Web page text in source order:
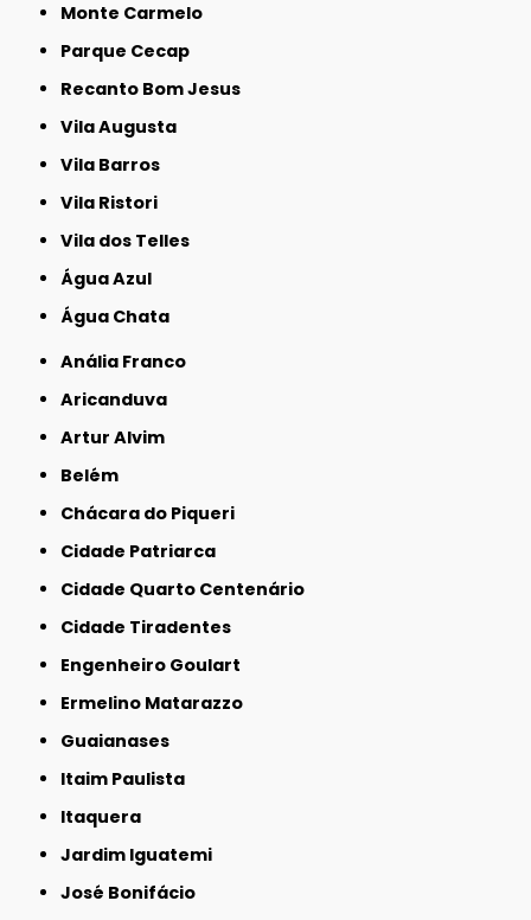
Monte Carmelo
Parque Cecap
Recanto Bom Jesus
Vila Augusta
Vila Barros
Vila Ristori
Vila dos Telles
Água Azul
Água Chata
Anália Franco
Aricanduva
Artur Alvim
Belém
Chácara do Piqueri
Cidade Patriarca
Cidade Quarto Centenário
Cidade Tiradentes
Engenheiro Goulart
Ermelino Matarazzo
Guaianases
Itaim Paulista
Itaquera
Jardim Iguatemi
José Bonifácio